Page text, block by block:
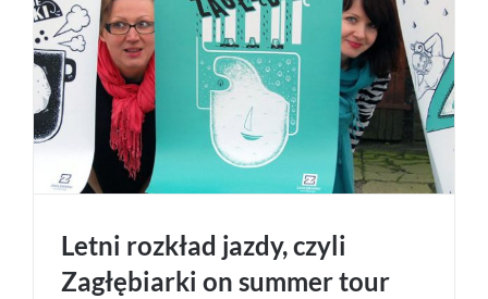
Letni rozkład jazdy, czyli
Zagłębiarki on summer tour